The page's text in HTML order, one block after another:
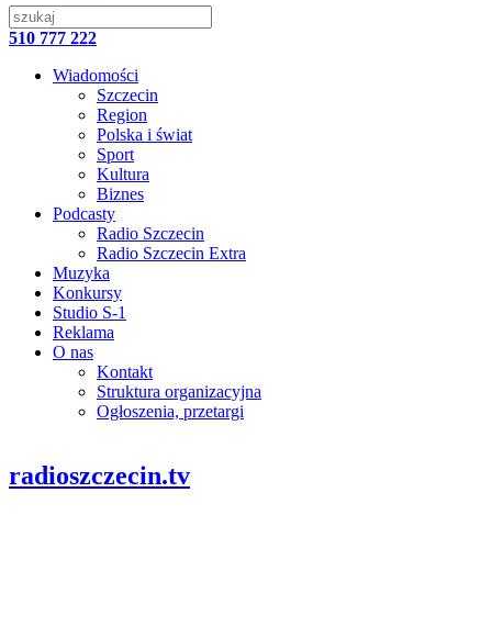
510 777 222
Wiadomości
Szczecin
Region
Polska i świat
Sport
Kultura
Biznes
Podcasty
Radio Szczecin
Radio Szczecin Extra
Muzyka
Konkursy
Studio S-1
Reklama
O nas
Kontakt
Struktura organizacyjna
Ogłoszenia, przetargi
radioszczecin.tv